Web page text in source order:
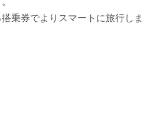
乗券でよりスマートに旅行しま